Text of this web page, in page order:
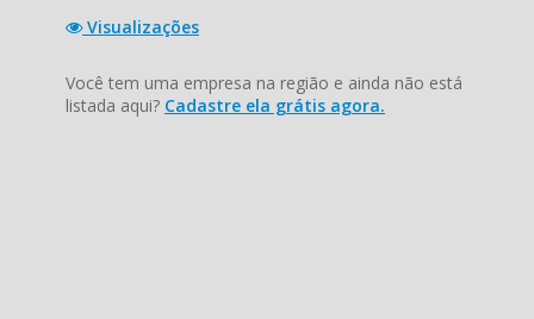
Visualizações
Você tem uma empresa na região e ainda não está
listada aqui? Cadastre ela grátis agora.